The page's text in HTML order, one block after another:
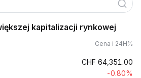
kapitalizacji rynkowej
Cena i 24H%
CHF 64,351.00
-0.80%